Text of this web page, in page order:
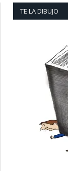
TE LA DIBUJO